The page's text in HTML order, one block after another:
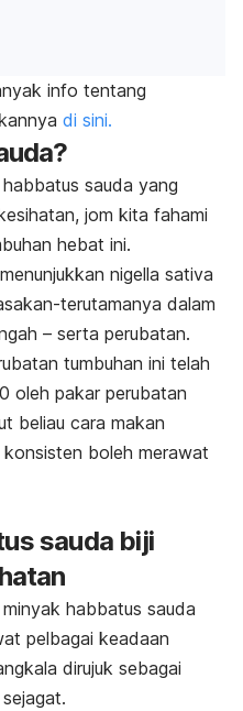
info tentang
di sini.
sauda yang
jom kita fahami
hebat ini.
nigella sativa
terutamanya dalam
– serta perubatan.
tumbuhan ini telah
oleh pakar perubatan
beliau cara makan
boleh merawat
sauda biji
habbatus sauda
pelbagai keadaan
dirujuk sebagai